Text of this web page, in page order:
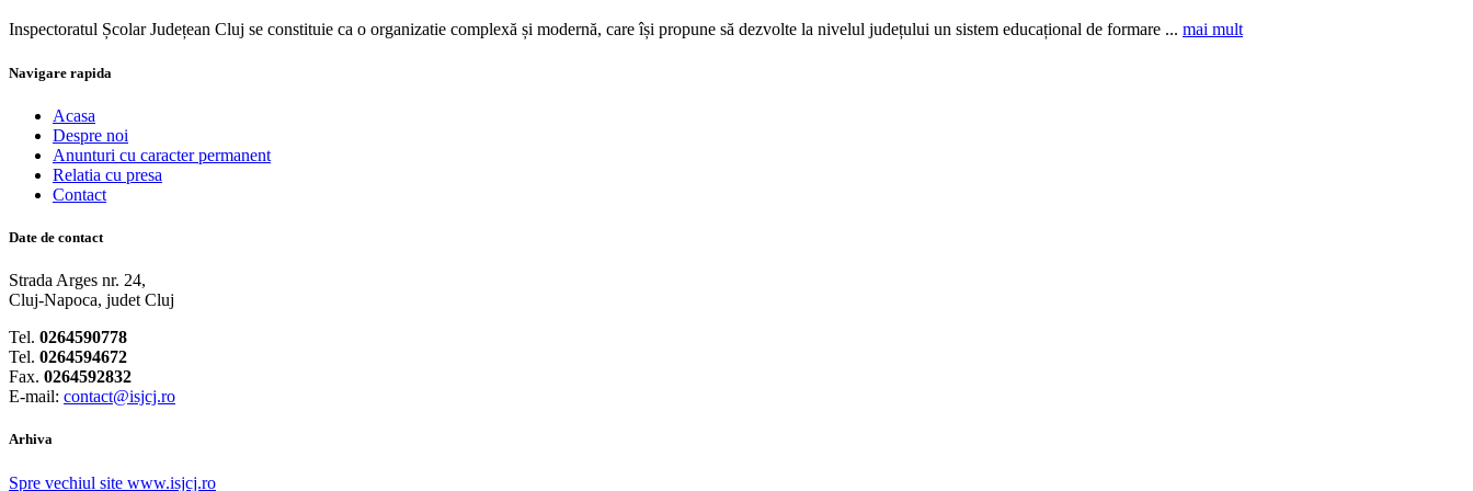
Inspectoratul Școlar Județean Cluj se constituie ca o organizatie complexă și modernă, care își propune să dezvolte la nivelul județului un sistem educațional de formare ... mai mult
Navigare rapida
Acasa
Despre noi
Anunturi cu caracter permanent
Relatia cu presa
Contact
Date de contact
Strada Arges nr. 24,
Cluj-Napoca, judet Cluj
Tel. 0264590778
Tel. 0264594672
Fax. 0264592832
E-mail: contact@isjcj.ro
Arhiva
Spre vechiul site www.isjcj.ro